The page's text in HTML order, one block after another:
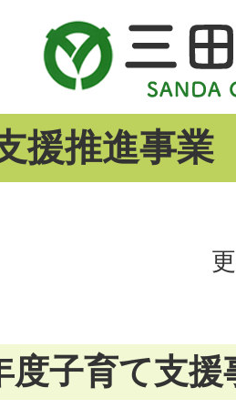
援推進事業
度子育て支援